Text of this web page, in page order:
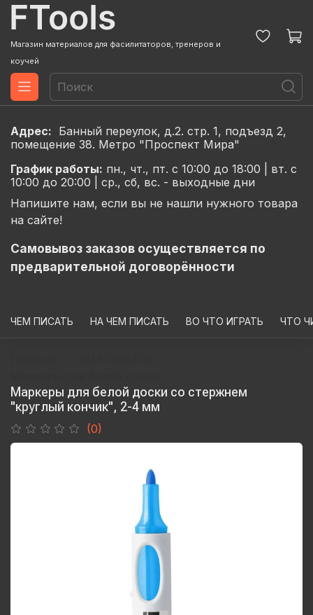
Магазин материалов для фасилитаторов, тренеров и
коучей
Адрес: Банный переулок, д.2. стр. 1, подъезд 2,
помещение 38. Метро "Проспект Мира"
График работы: пн., чт., пт. с 10:00 до 18:00 | вт. с
10:00 до 20:00 | ср., сб, вс. - выходные дни
Напишите нам, если вы не нашли нужного товара
на сайте!
Самовывоз заказов осуществляется по
предварительной договорённости
ЧЕМ ПИСАТЬ НА ЧЕМ ПИСАТЬ ВО ЧТО ИГРАТЬ ЧТО
Маркеры для белой доски со стержнем
"круглый кончик", 2-4 мм
(0)